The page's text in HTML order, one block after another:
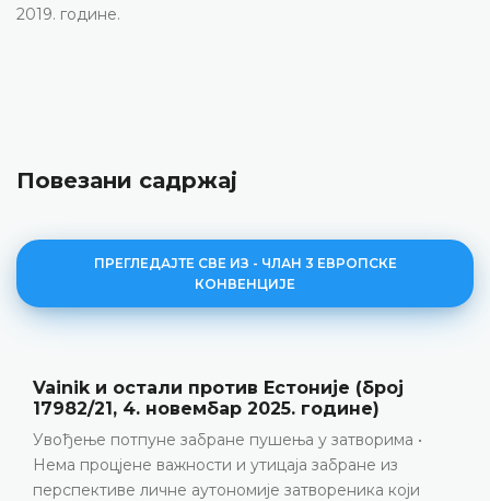
2019. године.
Повезани садржај
ПРЕГЛЕДАЈТЕ СВЕ ИЗ - ЧЛАН 3 ЕВРОПСКЕ
КОНВЕНЦИЈЕ
Беднарек и остали против Пољске (број
58207/14, 10. јули 2025. године)
Дискриминација на основу сексуалне оријентације •
Домаћи правни оквир није укључивао сексуалну
оријентацију као мотив за почињење злочина из